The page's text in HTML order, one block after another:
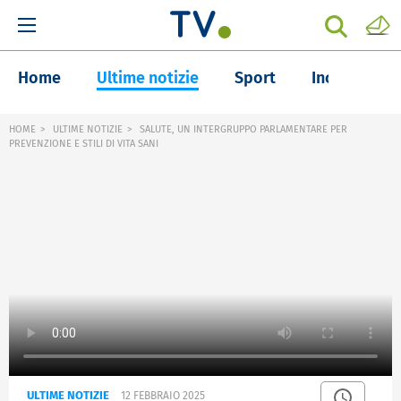
Home Ultime notizie Sport Inchieste
HOME ULTIME NOTIZIE
SALUTE, UN INTERGRUPPO PARLAMENTARE PER
PREVENZIONE E STILI DI VITA SANI
ULTIME NOTIZIE 12 FEBBRAIO 2025